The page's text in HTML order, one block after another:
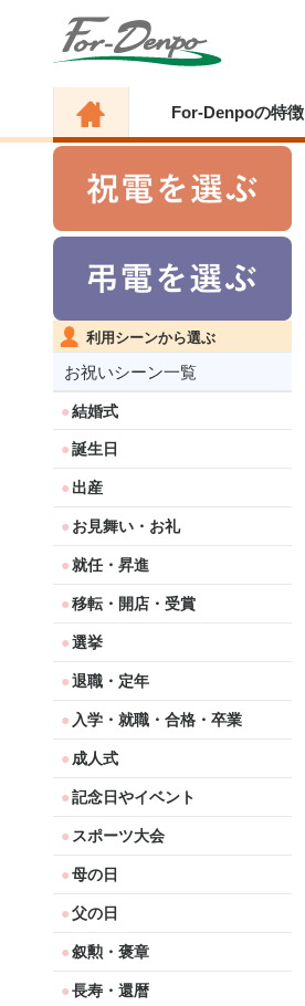
For-Denpoの特徴
利用シーンから選ぶ
お祝いシーン一覧
結婚式
誕生日
出産
お見舞い・お礼
就任・昇進
移転・開店・受賞
選挙
退職・定年
入学・就職・合格・卒業
成人式
記念日やイベント
スポーツ大会
母の日
父の日
叙勲・褒章
長寿・還暦